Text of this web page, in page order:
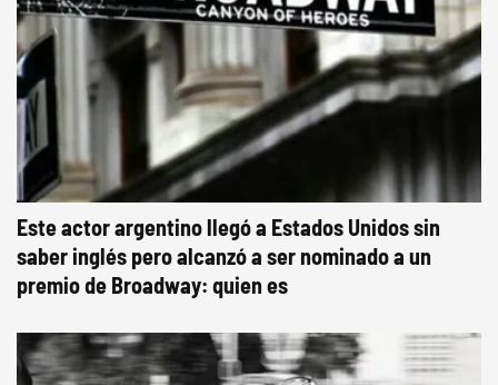
Este actor argentino llegó a Estados Unidos sin
saber inglés pero alcanzó a ser nominado a un
premio de Broadway: quien es